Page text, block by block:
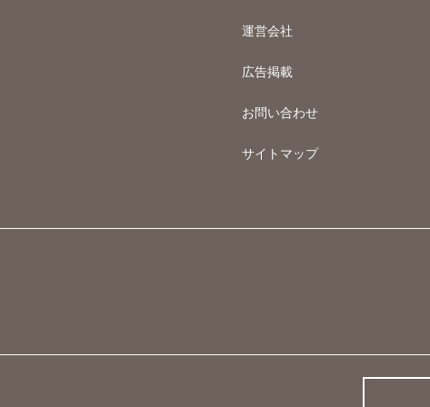
運営会社
広告掲載
お問い合わせ
サイトマップ